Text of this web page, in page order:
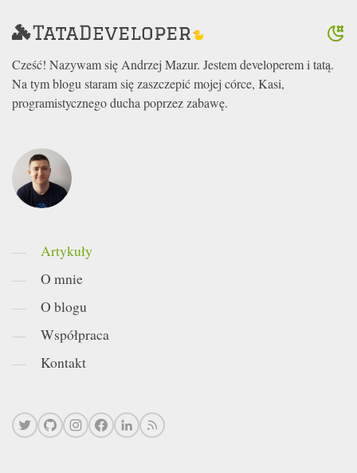
Cześć! Nazywam się Andrzej Mazur. Jestem developerem i tatą.
Na tym blogu staram się zaszczepić mojej córce, Kasi,
programistycznego ducha poprzez zabawę.
Artykuły
O mnie
O blogu
Współpraca
Kontakt